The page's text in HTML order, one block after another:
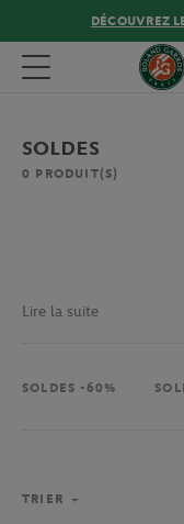
DÉCOUVREZ
Toggle navigation
SOLDES
0 PRODUIT(S)
Lire la suite
SOLDES -60%
TRIER